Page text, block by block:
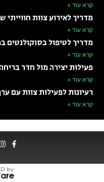
קרא עוד »
מדריך לאירוע צוות
קרא עוד »
מדריך לטיפול בסוקולנטים
קרא עוד »
פעילות יצירה מול חדר
קרא עוד »
רעיונות לפעילות צוות עם
קרא עוד »